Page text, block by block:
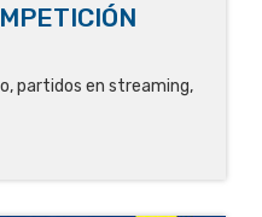
partidos en streaming,